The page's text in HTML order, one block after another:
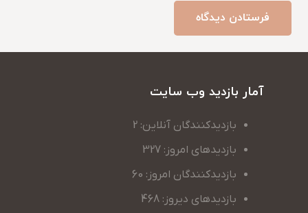
فرستادن دیدگاه
آمار بازدید وب سایت
بازدیدکنندگان آنلاین: 2
بازدیدهای امروز: 327
بازدیدکنندگان امروز: 60
بازدیدهای دیروز: 468